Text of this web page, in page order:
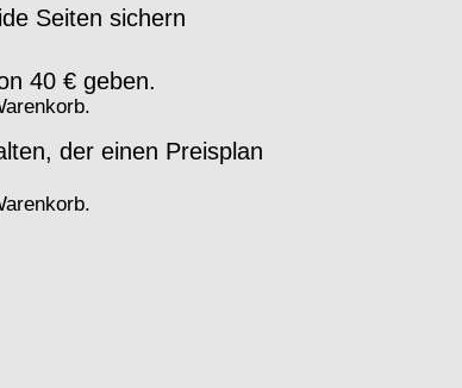
Seiten sichern
40 € geben.
der einen Preisplan